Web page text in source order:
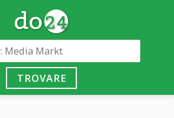
TROVARE